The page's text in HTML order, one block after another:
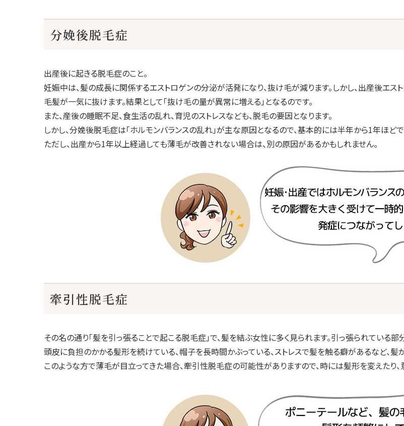
分娩後脱毛症
出産後に起きる脱毛症のこと。
妊娠中は、髪の成長に関係するエストロゲンの分泌が活発になり、抜け毛が減ります。しかし、出産後エ
毛髪が一気に抜けます。結果として「抜け毛の量が異常に増える」となるのです。
また、産後の睡眠不足、食生活の乱れ、育児のストレスなども、脱毛の要因となります。
しかし、分娩後脱毛症は「ホルモンバランスの乱れ」が主な原因となるので、基本的には半年から1年ほどで
ただし、出産から1年以上経過しても薄毛が改善されない場合は、別の原因があるかもしれません。
牽引性脱毛症
その名の通り「髪を引っ張ることで起こる脱毛症」で、髪を結ぶ女性に多く見られます。引っ張られている
頭皮に負担のかかる髪形を続けている、帽子を長時間かぶっている、ストレスで髪を触る癖があるなど、髪
このような方で薄毛が目立ってきた場合、牽引性脱毛症の可能性がありますので、時には髪形を変えたり